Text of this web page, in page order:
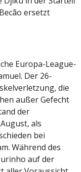
ersetzt
Europa-League-
Der 26-
die
außer Gefecht
der
als
bei
Während des
auf der